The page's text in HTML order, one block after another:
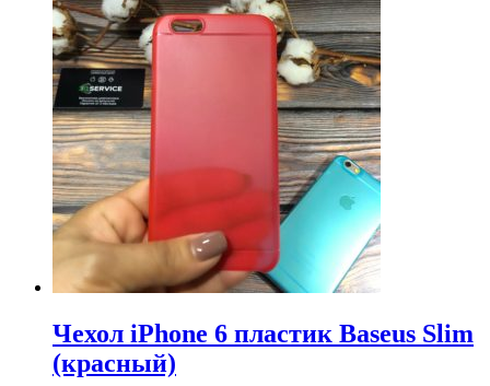
Чехол iPhone 6 пластик Baseus Slim
(красный)